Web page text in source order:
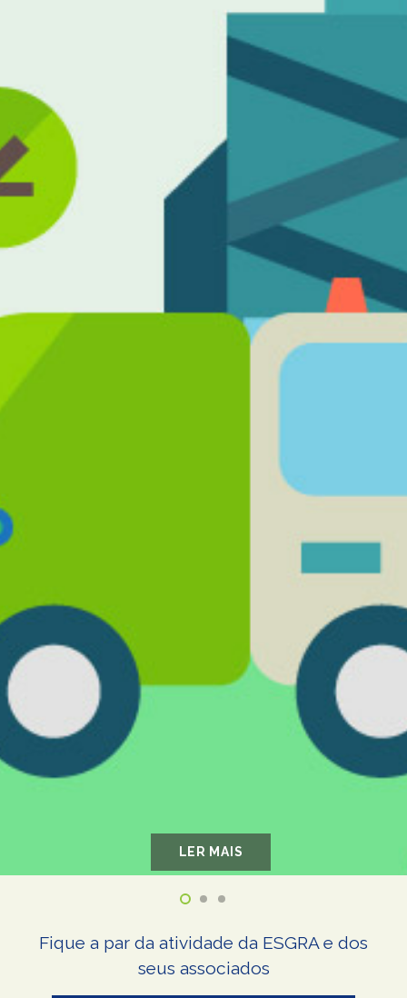
LER MAIS
Fique a par da atividade da ESGRA e dos
seus associados